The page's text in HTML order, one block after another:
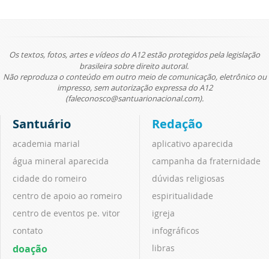
Os textos, fotos, artes e vídeos do A12 estão protegidos pela legislação
brasileira sobre direito autoral.
Não reproduza o conteúdo em outro meio de comunicação, eletrônico ou
impresso, sem autorização expressa do A12
(faleconosco@santuarionacional.com).
Santuário
academia marial
água mineral aparecida
cidade do romeiro
centro de apoio ao romeiro
centro de eventos pe. vitor
contato
doação
Redação
aplicativo aparecida
campanha da fraternidade
dúvidas religiosas
espiritualidade
igreja
infográficos
libras